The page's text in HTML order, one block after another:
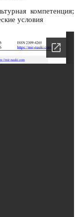
компетенция;
условия